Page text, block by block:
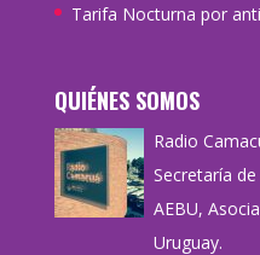
Tarifa Nocturna por
QUIÉNES SOMOS
Radio
Secretaría
AEBU,
Uruguay.